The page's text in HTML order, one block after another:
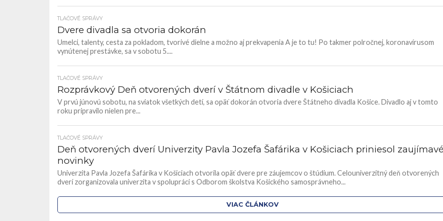
TLAČOVÉ SPRÁVY
Dvere divadla sa otvoria dokorán
Umelci, talenty, cesta za pokladom, tvorivé dielne a možno aj prekvapenia A je to tu! Po takmer polročnej, koronavírusom
vynútenej prestávke, sa v sobotu 5....
TLAČOVÉ SPRÁVY
Rozprávkový Deň otvorených dverí v Štátnom divadle v Košiciach
V prvú júnovú sobotu, na sviatok všetkých detí, sa opäť dokorán otvoria dvere Štátneho divadla Košice. Divadlo aj v tomto
roku pripravilo nielen pre...
TLAČOVÉ SPRÁVY
Deň otvorených dverí Univerzity Pavla Jozefa Šafárika v Košiciach priniesol
novinky
Univerzita Pavla Jozefa Šafárika v Košiciach otvorila opäť dvere pre záujemcov o štúdium. Celouniverzitný deň otvorených
dverí zorganizovala univerzita v spolupráci s Odborom školstva Košického samosprávneho...
VIAC ČLÁNKOV